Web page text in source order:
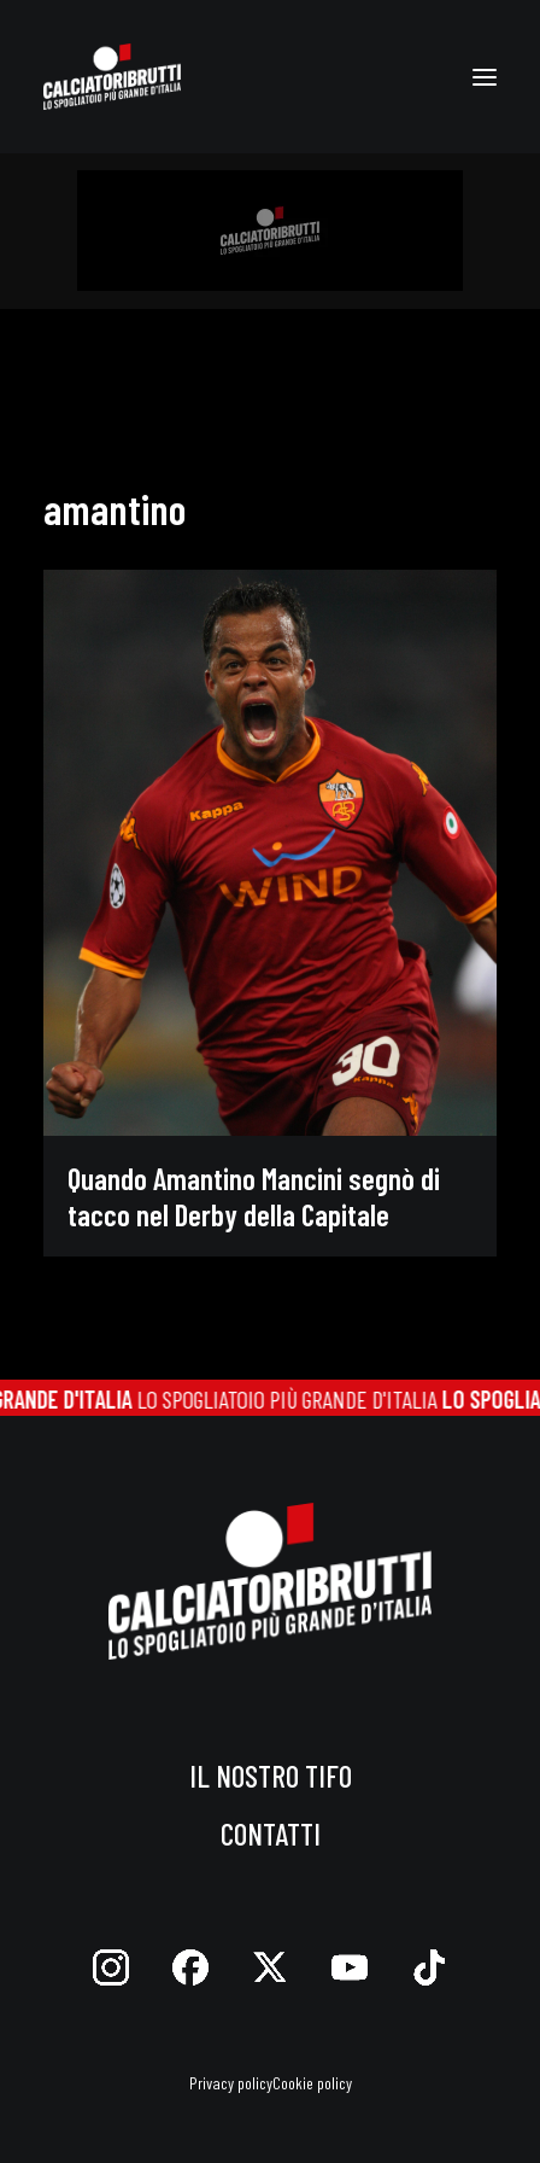
amantino
Quando Amantino Mancini segnò di
tacco nel Derby della Capitale
D'ITALIALO SPOGLIATOIO PIÙ GRANDE D'ITALIALO
IL NOSTRO TIFO
CONTATTI
Privacy policyCookie policy